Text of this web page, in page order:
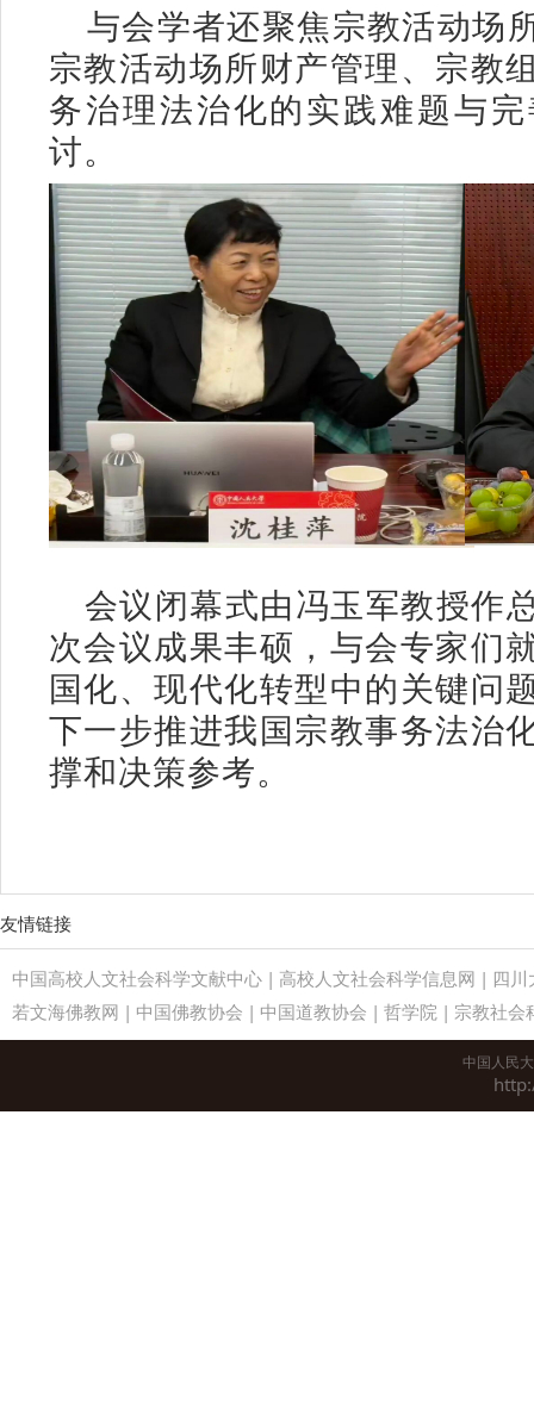
与会学者还聚焦宗教活动场
宗教活动场所财产管理、宗教
务治理法治化的实践难题与
讨。
会议闭幕式由冯玉军教授作
次会议成果丰硕，与会专家们
国化、现代化转型中的关键问
下一步推进我国宗教事务法治
撑和决策参考。
友情链接
中国高校人文社会科学文献中心 | 高校人文社会科学信息网 | 四
若文海佛教网 | 中国佛教协会 | 中国道教协会 | 哲学院 | 宗教社会
中国人民